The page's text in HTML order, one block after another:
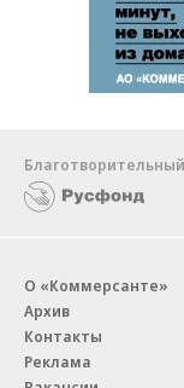
О «Коммерсанте»
Архив
Контакты
Реклама